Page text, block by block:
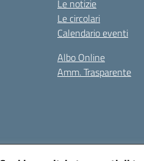
Le notizie
Le circolari
Calendario eventi
Albo Online
Amm. Trasparente